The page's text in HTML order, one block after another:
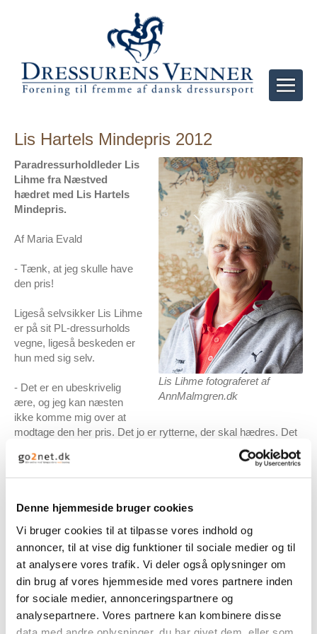
Denne hjemmeside bruger cookies
Vi bruger cookies til at tilpasse vores indhold og
annoncer, til at vise dig funktioner til sociale medier og til
at analysere vores trafik. Vi deler også oplysninger om
din brug af vores hjemmeside med vores partnere inden
for sociale medier, annonceringspartnere og
analysepartnere. Vores partnere kan kombinere disse
Lis Hartels Mindepris 2012
Lis Lihme fotograferet af
AnnMalmgren.dk
Paradressurholdleder Lis
Lihme fra Næstved
hædret med Lis Hartels
Mindepris.
Af Maria Evald
- Tænk, at jeg skulle have
den pris!
Ligeså selvsikker Lis Lihme
er på sit PL-dressurholds
vegne, ligeså beskeden er
hun med sig selv.
- Det er en ubeskrivelig
ære, og jeg kan næsten
ikke komme mig over at
modtage den her pris. Det jo er rytterne, der skal hædres. Det
er en enorm stor anerkendelse af den tid og det arbejde, jeg
har lagt i denne fantastiske sport. At det netop er Lis Hartels
Mindepris, jeg skal modtage, gør det ekstra dejligt. Jeg tænker
gør det, og det er jo netop kernen i handicapridningen, lyder det
Broholm.
Livsbekræftende job
Lis Lihme blev formand for handicapudvalget i 1995 og har
siden da været en nøgleperson i paradressursport. Også
internationalt er Lis Lihme anerkendt for sit utrættelige og altid
positive væsen. På spørgsmålet, hvad der driver hende,